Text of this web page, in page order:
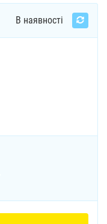
В наявності